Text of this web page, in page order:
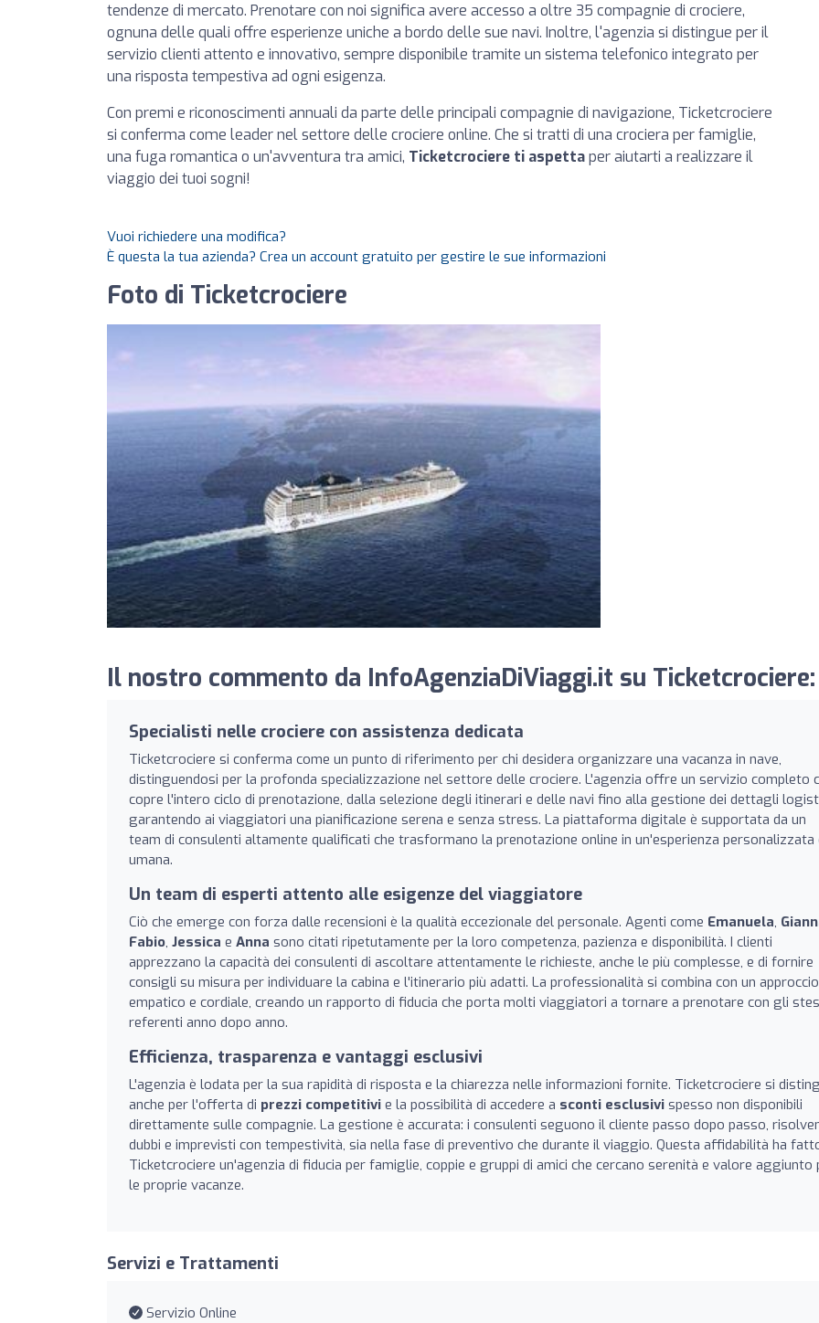
tendenze di mercato. Prenotare con noi significa avere accesso a oltre 35 compagnie di crociere,
ognuna delle quali offre esperienze uniche a bordo delle sue navi. Inoltre, l'agenzia si distingue per il
servizio clienti attento e innovativo, sempre disponibile tramite un sistema telefonico integrato per
una risposta tempestiva ad ogni esigenza.
Con premi e riconoscimenti annuali da parte delle principali compagnie di navigazione, Ticketcrociere
si conferma come leader nel settore delle crociere online. Che si tratti di una crociera per famiglie,
una fuga romantica o un'avventura tra amici, Ticketcrociere ti aspettaper aiutarti a realizzare il
viaggio dei tuoi sogni!
Vuoi richiedere una modifica?
È questa la tua azienda? Crea un account gratuito per gestire le sue informazioni
Foto di Ticketcrociere
Il nostro commento da InfoAgenziaDiViaggi.it su Ticketcrociere:
Specialisti nelle crociere con assistenza dedicata
Ticketcrociere si conferma come un punto di riferimento per chi desidera organizzare una vacanza in nave,
distinguendosi per la profonda specializzazione nel settore delle crociere. L'agenzia offre un servizio completo
copre l'intero ciclo di prenotazione, dalla selezione degli itinerari e delle navi fino alla gestione dei dettagli
garantendo ai viaggiatori una pianificazione serena e senza stress. La piattaforma digitale è supportata da un
team di consulenti altamente qualificati che trasformano la prenotazione online in un'esperienza personalizzata
umana.
Un team di esperti attento alle esigenze del viaggiatore
Ciò che emerge con forza dalle recensioni è la qualità eccezionale del personale. Agenti come Emanuela,
Fabio, Jessica e Anna sono citati ripetutamente per la loro competenza, pazienza e disponibilità. I clienti
apprezzano la capacità dei consulenti di ascoltare attentamente le richieste, anche le più complesse, e di fornire
consigli su misura per individuare la cabina e l'itinerario più adatti. La professionalità si combina con un approccio
empatico e cordiale, creando un rapporto di fiducia che porta molti viaggiatori a tornare a prenotare con gli
referenti anno dopo anno.
Efficienza, trasparenza e vantaggi esclusivi
L'agenzia è lodata per la sua rapidità di risposta e la chiarezza nelle informazioni fornite. Ticketcrociere si
anche per l'offerta di prezzi competitivi e la possibilità di accedere a sconti esclusivi spesso non disponibili
direttamente sulle compagnie. La gestione è accurata: i consulenti seguono il cliente passo dopo passo,
dubbi e imprevisti con tempestività, sia nella fase di preventivo che durante il viaggio. Questa affidabilità ha
Ticketcrociere un'agenzia di fiducia per famiglie, coppie e gruppi di amici che cercano serenità e valore aggiunto
le proprie vacanze.
Servizi e Trattamenti
Servizio Online